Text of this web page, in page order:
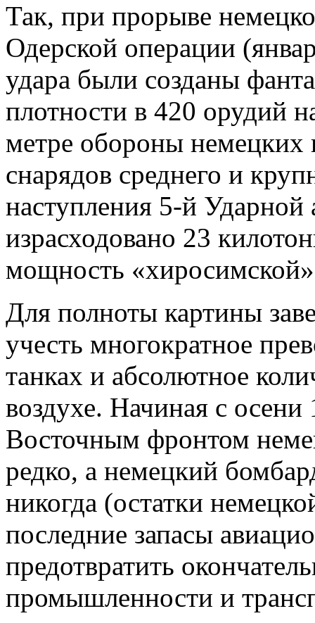
Так, при прорыве
Одерской операции
удара были созданы
плотности в 420 орудий
метре обороны немецких
снарядов среднего и
наступления 5-й
израсходовано 23
мощность
Для полноты картины
учесть многократное
танках и абсолютное
воздухе. Начиная с осени
Восточным фронтом
редко, а немецкий
никогда (остатки
последние запасы
предотвратить
промышленности и